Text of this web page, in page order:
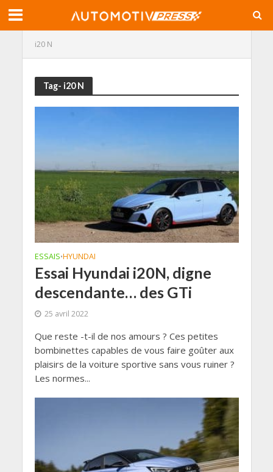
i20 N
Tag- i20 N
ESSAIS•HYUNDAI
Essai Hyundai i20N, digne
descendante… des GTi
25 avril 2022
Que reste -t-il de nos amours ? Ces petites
bombinettes capables de vous faire goûter aux
plaisirs de la voiture sportive sans vous ruiner ?
Les normes...